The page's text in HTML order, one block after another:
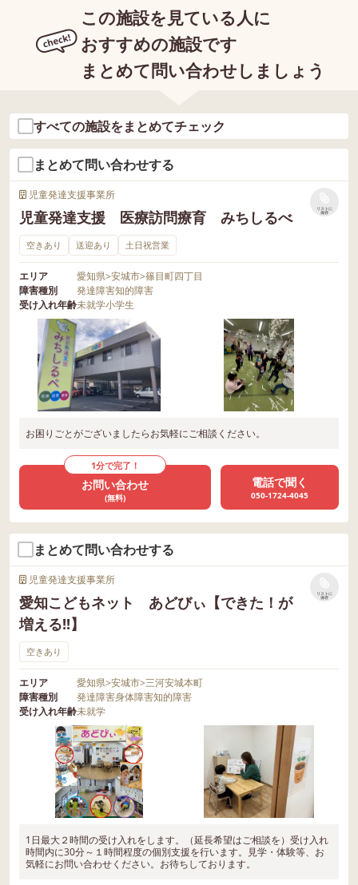
なのか」「どんなことができ
ていたのか」を、その場で確
認し、指導員と共有すること
ができます。 また、あとか
で、自分の頑張りやできてい
る部分に気づくきっかけにも
つながります。 言葉だけで
伝えられても、その場では理
解できていても、時間が経つ
と忘れてしまうことがありま
す。 だからこそ、「見える
形」で残すことで、自分自身
を振り返りやすくしていきま
す。 少しずつ見えてきた
「自分の頑張り」 最初は
「わからない。」と話してい
たPさんも、少しずつ ・「今
は普通かも。」 ・「落ち着い
ている。」 と、自分の気持
見られるようになってきまし
た。 また、気持ちのバロメ
ーターを通して、自分が「で
きたこと」や「頑張れたこ
と」を視覚的に確認できるよ
うになったことで、以前より
も苦手な運動に長い時間取り
組めるようになってきまし
た。 最近では、 「この前で
きたから、これもできるは
ず。」 と、自分に自信を持
った発言も増えてきていま
す。 できた経験を積み重ね
ることで、次の挑戦へ向かう
気持ちにもつながっていま
す。 また、以前は気持ちが
大きく動くと、そのまま感情
が爆発してしまうこともあり
ましたが、最近では落ち着く
までの時間が少しずつ早くな
り、自分の状態を整理しよう
とする姿も見られるようにな
本ずつ持ち、一緒に跳ぶ
をして縄を回しながら跳
きに慣れていきます。 初
連続でなくても、回して
た！」を繰り返し行って
ます。できる体験を増や
と跳べるようになりたい
ます。
この施設を見ている人に
おすすめの施設です
まとめて問い合わせしましょう
すべての施設をまとめてチェック
まとめて問い合わせする
児童発達支援事業所
児童発達支援 医療訪問療育 みちしるべ
リストに
保存
空きあり 送迎あり 土日祝営業
エリア 愛知県>安城市>篠目町四丁目
障害種別
発達障害知的障害
受け入れ年齢未就学小学生
お困りごとがございましたらお気軽にご相談ください。
1分で完了！
お問い合わせ
(無料)
電話で聞く
050-1724-4045
まとめて問い合わせする
児童発達支援事業所
愛知こどもネット あどびぃ【できた！が
増える!!】
リストに
保存
空きあり
エリア 愛知県>安城市>三河安城本町
障害種別
発達障害身体障害知的障害
受け入れ年齢未就学
1日最大２時間の受け入れをします。（延長希望はご相談を）受け入れ
時間内に30分～１時間程度の個別支援を行います。見学・体験等、お
気軽にお問い合わせください。お待ちしております。